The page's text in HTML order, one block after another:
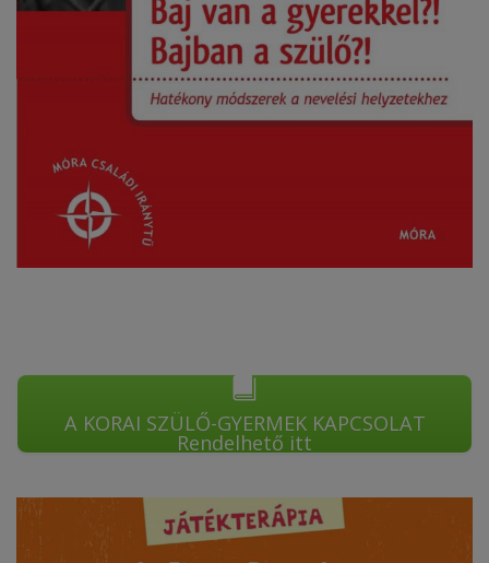
A KORAI SZÜLŐ-GYERMEK KAPCSOLAT
Rendelhető itt